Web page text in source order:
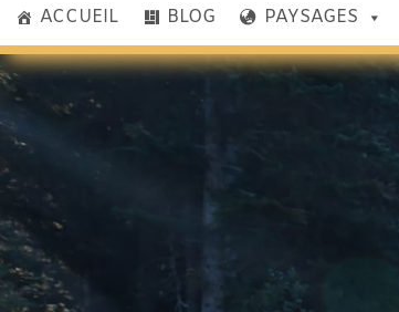
ACCUEIL BLOG PAYSAGES